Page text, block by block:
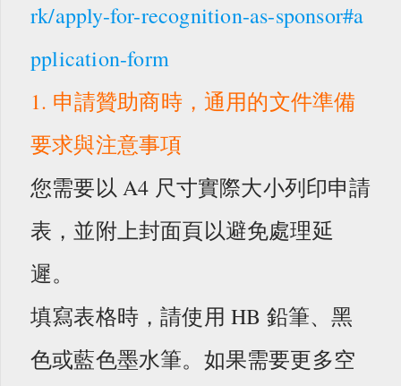
rk/apply-for-recognition-as-sponsor#a
pplication-form
1. 申請贊助商時，通用的文件準備
要求與注意事項
您需要以 A4 尺寸實際大小列印申請
表，並附上封面頁以避免處理延
遲。
填寫表格時，請使用 HB 鉛筆、黑
色或藍色墨水筆。如果需要更多空